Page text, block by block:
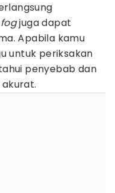
juga dapat
Apabila kamu
untuk periksakan
penyebab dan